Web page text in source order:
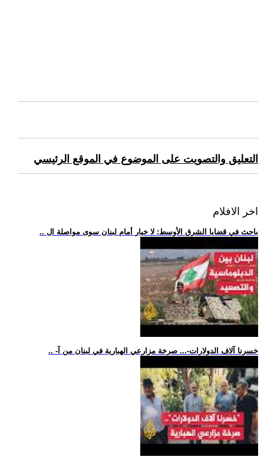
التعليق والتصويت على الموضوع في الموقع الرئيسي
اخر الافلام
.. باحث في قضايا الشرق الأوسط: لا خيار أمام لبنان سوى مواصلة ال
.. -خسرنا آلاف الدولارات-... صرخة مزارعي الهبارية في لبنان من آ